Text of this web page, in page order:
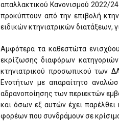
απαλλακτικού Κανονισμού 2022/
προκύπτουν από την επιβολή
ειδικών κτηνιατρικών διατάξεων,
Αμφότερα τα καθεστώτα
εκρίζωσης διαφόρων
κτηνιατρικού προσωπικού των
Ενοτήτων με απαραίτητο
αδρανοποίησης των περιεκτών
και όσων εξ αυτών έχει
φορέων που συνδράμουν σε